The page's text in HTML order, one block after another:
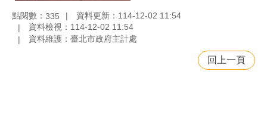
點閱數： 335
資料更新：114-12-02 11:54
資料檢視：114-12-02 11:54
資料維護：臺北市政府主計處
回上一頁